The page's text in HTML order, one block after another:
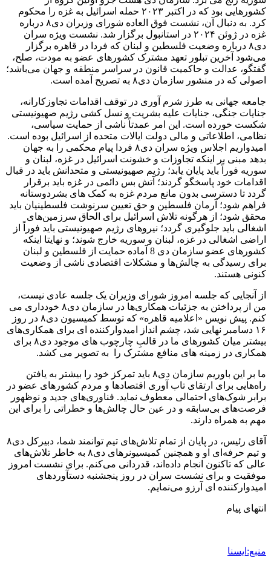
کشورهایی بود که در اکتبر ۲۰۲۳ حمله اسرائیل به غزه را محکوم
کرد. به دنبال آن، نشست فوق العاده شورای وزیران دی۸ درباره
غزه در ژوئن ۲۰۲۴ در استانبول برگزار شد. نشست ویژه سران
دی۸ درباره وضعیت فلسطین و لبنان که فردا در قاهره برگزار
می‌شود آخرین تبلور تعهد مشترک کشورهای عضو به مودت، صلح،
گفتگو، عدالت و حاکمیت قانون در سراسر منطقه و جهان می‌باشد؛
اصولی که در منشور سازمان دی۸ به تصریح آمده است.
جامعه جهانی به طرز شرم آوری در توقف اقدامات تجاوزکارانه،
جنایات جنگی، جنایات علیه بشریت و نسل کشی رژیم صهیونیستی
شکست خورده است. این امر عمدتاً ناشی از حمایت سیاسی،
نظامی، اطلاعاتی و مالی دولت ایالات متحده از اسرائیل بوده است.
امیدواریم اجلاس ویژه سران دی۸ فردا پیام محکمی را به جهان
بدهد مبنی بر اینکه تجاوزات و خشونت اسرائیل در غزه، لبنان و
سوریه فوراً باید پایان یابد؛ رژیم صهیونیستی و متحدانش باید در قبال
اقدامات خود پاسخگو گردند؛ آتش بس دائمی در غزه باید برقرار
گردد تا دسترسی بدون مانع مردم غزه به کمک های بشردوستانه
فراهم شود؛ آرمان فلسطین و حق تعیین سرنوشت فلسطینیان باید
محقق شود؛ از هرگونه تلاش اسرائیل برای الحاق سرزمین‌های
اشغالی باید جلوگیری گردد؛ نیروهای رژیم صهیونیستی باید فوراً از
اراضی اشغالی در غزه، لبنان و سوریه خارج شوند؛ و نهایتا اینکه
کشورهای عضو سازمان دی 8 آماده حمایت از فلسطین و لبنان
برای رسیدگی به چالش‌ها و مشکلات اقتصادی ناشی از وضعیت
کنونی هستند.
از آنجایی که جلسه امروز شورای وزیران یک جلسه عادی نیست،
من از پرداختن به جزئیات همکاری‌ها در سازمان دی۸ خودداری می
کنم. پیش نویس «اعلامیه قاهره» که توسط کمیسیون دی۸ در روز
۱۶ دسامبر نهایی شد، چشم انداز امیدوارکننده ای برای همکاری‌های
بیشتر میان کشورهای ما در قالبِ چارچوب های موجود دی۸ برای
همکاری در زمینه های منافع مشترک را به تصویر می کشد.
ما بر این باوریم سازمان دی۸ باید تمرکز خود را بیشتر به یافتن
راه‌هایی برای ارتقای تاب آوری اقتصادها و مردم کشورهای عضو در
برابر شوک‌های احتمالی معطوف نماید. فناوری‌های جدید و نوظهور
فرصت‌های بی‌سابقه و در عین حال چالش‌ها و خطراتی را برای این
مهم به همراه دارند.
آقای رئیس، در پایان از تمام تلاش‌های تیم توانمند شما، دبیرکل دی۸
و تیم حرفه‌ای او و همچنین کمیسیونرهای دی۸ به خاطر تلاش‌های
عالی که تاکنون انجام داده‌اند، قدردانی می‌کنم. برای نشست امروز
موفقیت و برای نشست سران در روز پنجشنبه دستآوردهای
امیدوارکننده ای آرزو می‌نمایم.
انتهای پیام
منبع:ایسنا